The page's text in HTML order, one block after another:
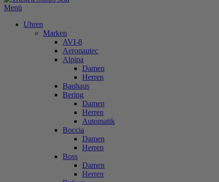
Menü
Uhren
Marken
AVI-8
Aeronautec
Alpina
Damen
Herren
Bauhaus
Bering
Damen
Herren
Automatik
Boccia
Damen
Herren
Boss
Damen
Herren